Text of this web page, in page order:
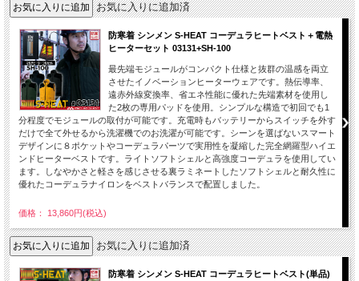
お気に入りに追加済
防寒着 シンメン S-HEAT コーデュラヒートベスト＋電熱
ヒーターセット 03131+SH-100
最先端モジュールがコンパクト仕様と抜群の温感を両立
させたイノベーションヒーターウェアです。熱伝導率、
遠赤外線変換率、省エネ性能に優れた先端素材を使用し
た2枚の専用パッドを使用。シンプルな構造で初回でも1
分程度でモジュールの取付が可能です。充電時もバッテリーからスイッチを外す
だけで全て外せるから洗濯機でのお洗濯が可能です。シーンを選ばないスマート
デザインに８ポケットやコーデュラパーツで実用性を凝縮した完全網羅型ハイエ
ンドヒーターベストです。ライトソフトシェルと高強度コーデュラを使用してい
ます。しなやかさと軽さを感じさせる裏ラミネートしたソフトシェルと耐久性に
優れたコーデュラナイロンをベストバランスで配置しました。
価格： 13,860円(税込)
お気に入りに追加済
防寒着 シンメン S-HEAT コーデュラヒートベスト(単品)